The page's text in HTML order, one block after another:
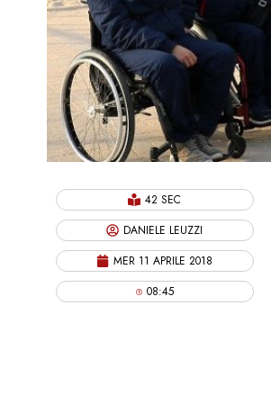
42 SEC
DANIELE LEUZZI
MER 11 APRILE 2018
08:45